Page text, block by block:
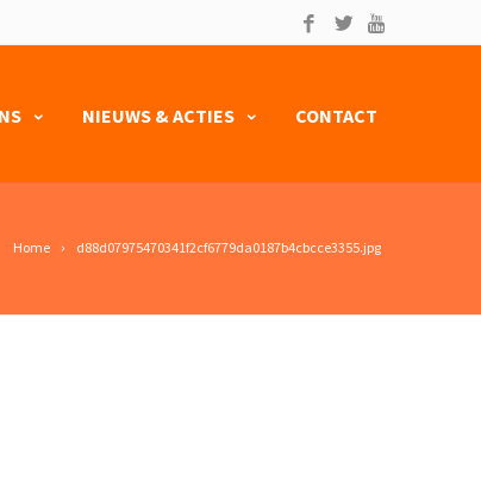
NIEUWS & ACTIES CONTACT
Home d88d07975470341f2cf6779da0187b4cbcce3355.jpg